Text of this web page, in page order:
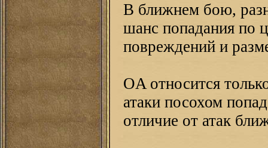
В ближнем бою,
шанс попадания по
повреждений и
OA относится
атаки посохом
отличие от атак